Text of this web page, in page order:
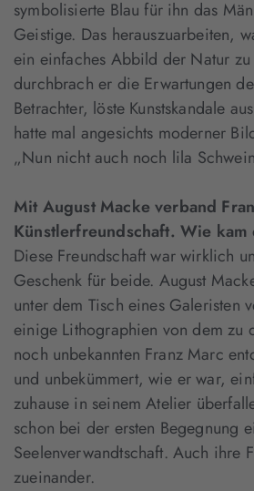
symbolisierte Blau für ihn das
Geistige. Das herauszuarbeiten,
ein einfaches Abbild der Natur
durchbrach er die Erwartungen
Betrachter, löste Kunstskandale
hatte mal angesichts moderner
„Nun nicht auch noch lila
Mit August Macke verband
Künstlerfreundschaft. Wie kam
Diese Freundschaft war wirklich
Geschenk für beide. August
unter dem Tisch eines Galeristen
einige Lithographien von dem zu
noch unbekannten Franz Marc
und unbekümmert, wie er war,
zuhause in seinem Atelier
schon bei der ersten Begegnung
Seelenverwandtschaft. Auch ihre
zueinander.